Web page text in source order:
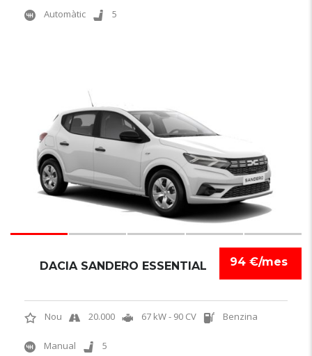
Automàtic 5
94 €/mes
DACIA SANDERO ESSENTIAL
Nou 20.000 67 kW - 90 CV Benzina
Manual 5